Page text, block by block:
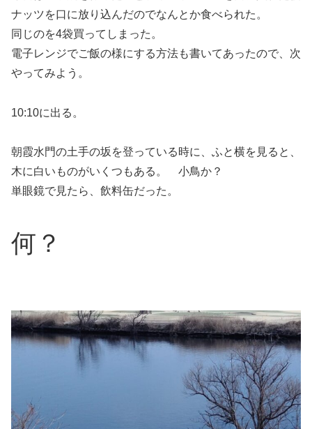
ナッツを口に放り込んだのでなんとか食べられた。
同じのを4袋買ってしまった。
電子レンジでご飯の様にする方法も書いてあったので、次
やってみよう。
10:10に出る。
朝霞水門の土手の坂を登っている時に、ふと横を見ると、
木に白いものがいくつもある。 小鳥か？
単眼鏡で見たら、飲料缶だった。
何？